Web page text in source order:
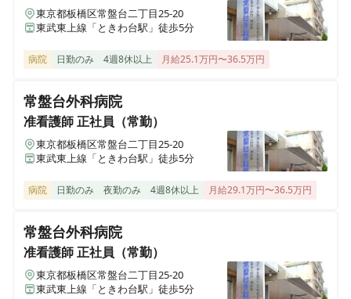
東京都板橋区常盤台二丁目25-20
東武東上線「ときわ台駅」徒歩5分
病院 日勤のみ 4週8休以上 月給25.1万円〜36.5万円
常盤台外科病院
准看護師正社員（常勤）
東京都板橋区常盤台二丁目25-20
東武東上線「ときわ台駅」徒歩5分
病院 日勤のみ 夜勤のみ 4週8休以上 月給29.1万円〜36.5万円
常盤台外科病院
准看護師正社員（常勤）
東京都板橋区常盤台二丁目25-20
東武東上線「ときわ台駅」徒歩5分